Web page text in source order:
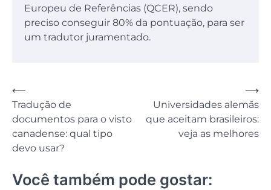
Europeu de Referências (QCER), sendo
preciso conseguir 80% da pontuação, para ser
um tradutor juramentado.
Navegação
de
Post
⟵
Tradução de
documentos para o visto
canadense: qual tipo
devo usar?
Universidades alemãs
que aceitam brasileiros:
veja as melhores
⟶
Você também pode gostar: